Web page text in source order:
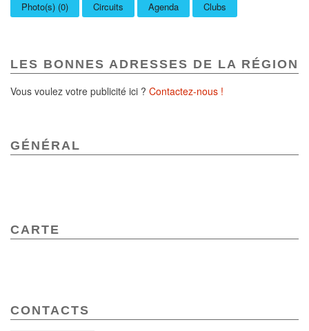
Photo(s) (0)
Circuits Agenda Clubs
LES BONNES ADRESSES DE LA RÉGION
Vous voulez votre publicité ici ? Contactez-nous !
GÉNÉRAL
CARTE
CONTACTS